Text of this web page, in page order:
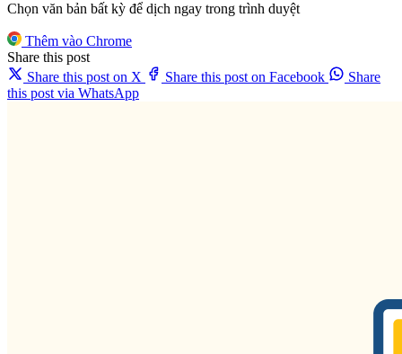
Chọn văn bản bất kỳ để dịch ngay trong trình duyệt
Thêm vào Chrome
Share this post
Share this post on X
Share this post on Facebook
Share
this post via WhatsApp